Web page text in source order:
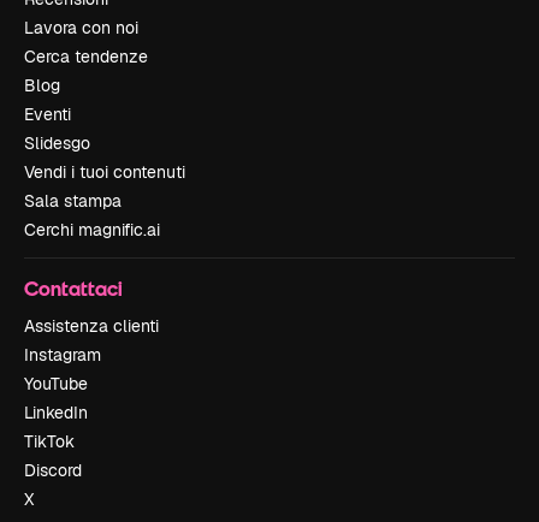
Lavora con noi
Cerca tendenze
Blog
Eventi
Slidesgo
Vendi i tuoi contenuti
Sala stampa
Cerchi magnific.ai
Contattaci
Assistenza clienti
Instagram
YouTube
LinkedIn
TikTok
Discord
X